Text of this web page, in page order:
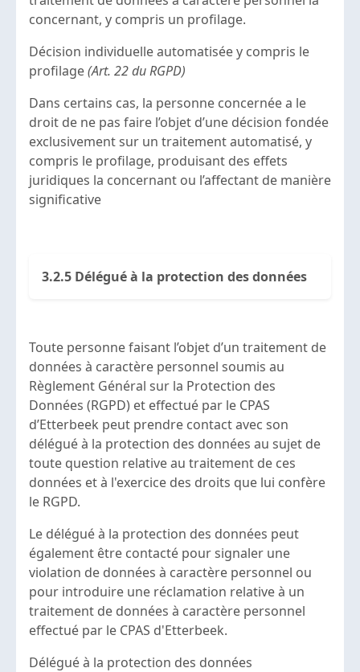
concernant, y compris un profilage.
Décision individuelle automatisée y compris le
profilage(Art. 22 du RGPD)
Dans certains cas, la personne concernée a le
droit de ne pas faire l’objet d’une décision fondée
exclusivement sur un traitement automatisé, y
compris le profilage, produisant des effets
juridiques la concernant ou l’affectant de manière
significative
3.2.5 Délégué à la protection des données
Toute personne faisant l’objet d’un traitement de
données à caractère personnel soumis au
Règlement Général sur la Protection des
Données (RGPD) et effectué par le CPAS
d’Etterbeek peut prendre contact avec son
délégué à la protection des données au sujet de
toute question relative au traitement de ces
données et à l'exercice des droits que lui confère
le RGPD.
Le délégué à la protection des données peut
également être contacté pour signaler une
violation de données à caractère personnel ou
pour introduire une réclamation relative à un
traitement de données à caractère personnel
effectué par le CPAS d'Etterbeek.
Délégué à la protection des données